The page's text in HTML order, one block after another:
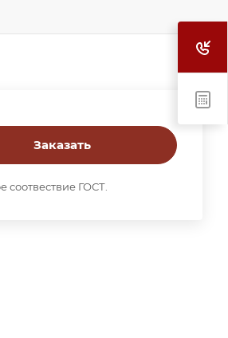
Заказать
соотвествие ГОСТ.